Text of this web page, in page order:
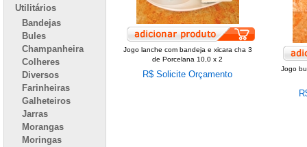
Utilitários
Bandejas
Bules
Champanheira
Colheres
Diversos
Farinheiras
Galheteiros
Jarras
Morangas
Moringas
Jogo lanche com bandeja e xicara cha 3
de Porcelana 10,0 x 2
R$ Solicite Orçamento
Jogo